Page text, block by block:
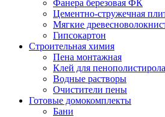
Фанера березовая ФК
Цементно-стружечная
Мягкие
Гипсокартон
Строительная химия
Пена монтажная
Клей для пенополистирола
Водные растворы
Очистители пены
Готовые домокомплекты
Бани